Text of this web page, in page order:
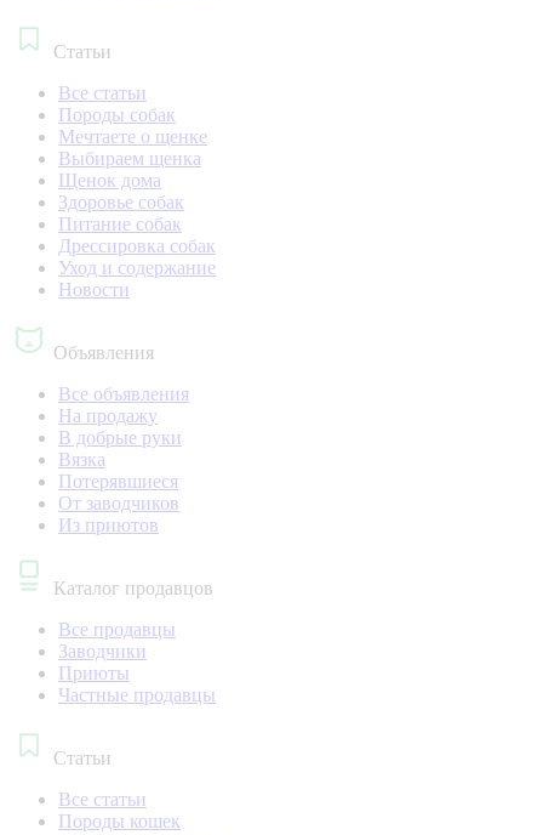
Статьи
Все статьи
Породы собак
Мечтаете о щенке
Выбираем щенка
Щенок дома
Здоровье собак
Питание собак
Дрессировка собак
Уход и содержание
Новости
Объявления
Все объявления
На продажу
В добрые руки
Вязка
Потерявшиеся
От заводчиков
Из приютов
Каталог продавцов
Все продавцы
Заводчики
Приюты
Частные продавцы
Статьи
Все статьи
Породы кошек